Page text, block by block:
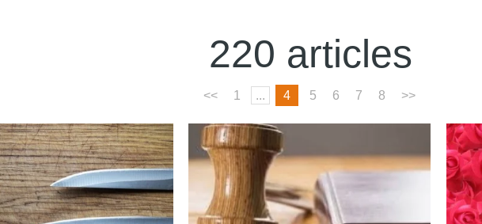
220 articles
<< 1 ... 4 5 6 7 8 >>